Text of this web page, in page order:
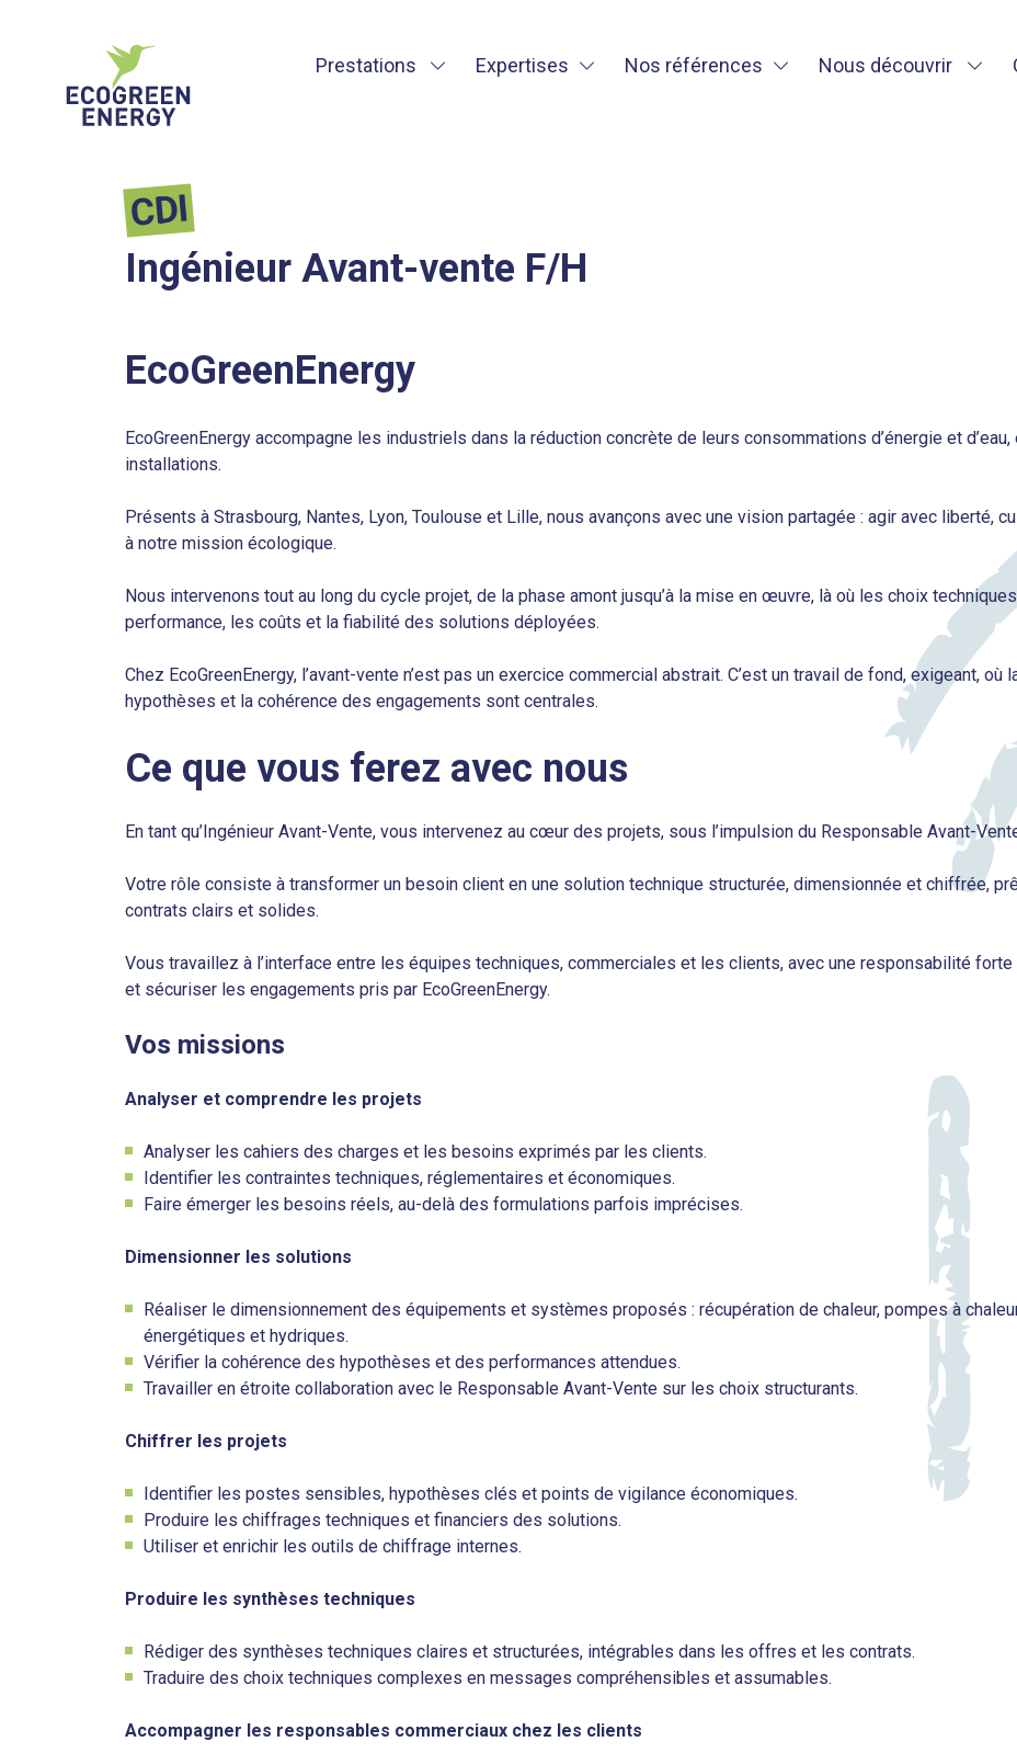
Prestations Expertises Nos références Nous découvrir
CDI
Ingénieur Avant-vente F/H
EcoGreenEnergy
EcoGreenEnergy accompagne les industriels dans la réduction concrète de leurs consommations d’énergie et
installations.
Présents à Strasbourg, Nantes, Lyon, Toulouse et Lille, nous avançons avec une vision partagée : agir avec liberté,
à notre mission écologique.
Nous intervenons tout au long du cycle projet, de la phase amont jusqu’à la mise en œuvre, là où les choix
performance, les coûts et la fiabilité des solutions déployées.
Chez EcoGreenEnergy, l’avant-vente n’est pas un exercice commercial abstrait. C’est un travail de fond, exigeant,
hypothèses et la cohérence des engagements sont centrales.
Ce que vous ferez avec nous
En tant qu’Ingénieur Avant-Vente, vous intervenez au cœur des projets, sous l’impulsion du Responsable Avant-
Votre rôle consiste à transformer un besoin client en une solution technique structurée, dimensionnée et chiffrée,
contrats clairs et solides.
Vous travaillez à l’interface entre les équipes techniques, commerciales et les clients, avec une responsabilité
et sécuriser les engagements pris par EcoGreenEnergy.
Vos missions
Analyser et comprendre les projets
Analyser les cahiers des charges et les besoins exprimés par les clients.
Identifier les contraintes techniques, réglementaires et économiques.
Faire émerger les besoins réels, au-delà des formulations parfois imprécises.
Dimensionner les solutions
Réaliser le dimensionnement des équipements et systèmes proposés : récupération de chaleur, pompes à
énergétiques et hydriques.
Vérifier la cohérence des hypothèses et des performances attendues.
Travailler en étroite collaboration avec le Responsable Avant-Vente sur les choix structurants.
Chiffrer les projets
Identifier les postes sensibles, hypothèses clés et points de vigilance économiques.
Produire les chiffrages techniques et financiers des solutions.
Utiliser et enrichir les outils de chiffrage internes.
Produire les synthèses techniques
Rédiger des synthèses techniques claires et structurées, intégrables dans les offres et les contrats.
Traduire des choix techniques complexes en messages compréhensibles et assumables.
Accompagner les responsables commerciaux chez les clients